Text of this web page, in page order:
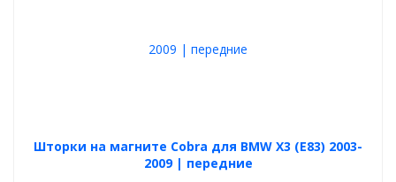
Шторки на магните Cobra для BMW X3 (E83) 2003-
2009 | передние